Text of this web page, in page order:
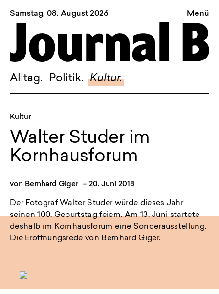
Samstag, 08. August 2026
Alltag. Politik. Kultur.
Menü
Sagt, was Bern bewegt
Alltag.
Politik.
Kultur.
Dossier.
Suche.
INSTAGRAM
BLUESKY
Kultur
Walter Studer im
Kornhausforum
von Bernhard Giger – 20. Juni 2018
Der Fotograf Walter Studer würde dieses Jahr
seinen 100. Geburtstag feiern. Am 13. Juni startete
deshalb im Kornhausforum eine Sonderausstellung.
Die Eröffnungsrede von Bernhard Giger.